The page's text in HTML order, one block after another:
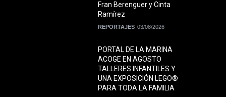
Fran Berenguer y Cinta
Ramírez
REPORTAJES 03/08/2026
PORTAL DE LA MARINA
ACOGE EN AGOSTO
TALLERES INFANTILES Y
UNA EXPOSICIÓN LEGO®
PARA TODA LA FAMILIA